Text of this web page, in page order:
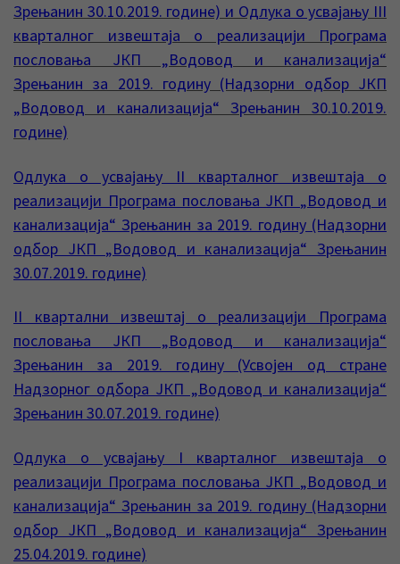
Зрењанин 30.10.2019. године) и Одлука о усвајању III
кварталног извештаја о реализацији Програма
пословања ЈКП „Водовод и канализација“
Зрењанин за 2019. годину (Надзорни одбор ЈКП
„Водовод и канализација“ Зрењанин 30.10.2019.
године)
Одлука о усвајању II кварталног извештаја о
реализацији Програма пословања ЈКП „Водовод и
канализација“ Зрењанин за 2019. годину (Надзорни
одбор ЈКП „Водовод и канализација“ Зрењанин
30.07.2019. године)
II квартални извештај о реализацији Програма
пословања ЈКП „Водовод и канализација“
Зрењанин за 2019. годину (Усвојен од стране
Надзорног одбора ЈКП „Водовод и канализација“
Зрењанин 30.07.2019. године)
Одлука о усвајању I кварталног извештаја о
реализацији Програма пословања ЈКП „Водовод и
канализација“ Зрењанин за 2019. годину (Надзорни
одбор ЈКП „Водовод и канализација“ Зрењанин
25.04.2019. године)